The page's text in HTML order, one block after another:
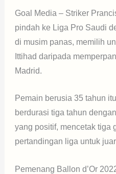
Goal Media – Striker
pindah ke Liga Pro Saudi
di musim panas, memilih
Ittihad daripada
Madrid.
Pemain berusia 35 tahun
berdurasi tiga tahun
yang positif, mencetak tiga
pertandingan liga untuk
Pemenang Ballon d’Or